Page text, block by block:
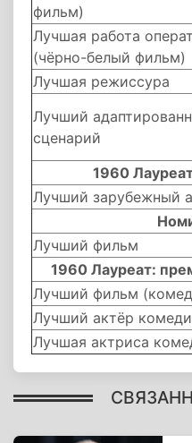
фильм)
Лучшая работа
(чёрно-белый фильм)
Лучшая режиссура
Лучший
сценарий
1960
Лучший зарубежный
Лучший фильм
1960 Лауреат:
Лучший фильм
Лучший актёр
Лучшая актриса